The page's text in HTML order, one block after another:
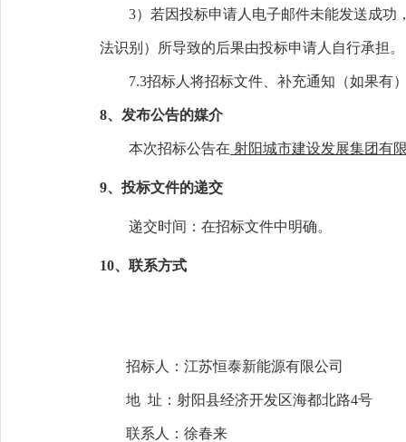
3）若因投标申请人电子邮件未能发送成
法识别）所导致的后果由投标申请人自行承担。
7.3招标人将招标文件、补充通知（如果有
8、发布公告的媒介
本次招标公告在 射阳城市建设发展集团有
9、投标文件的递交
递交时间：在招标文件中明确。
10、 联系方式
招标人：江苏恒泰新能源有限公司
地 址： 射阳县经济开发区海都北路4号
联系人： 徐春来